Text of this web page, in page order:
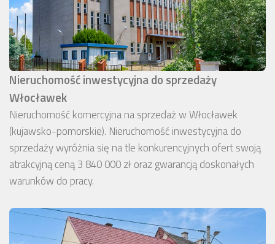
Nieruchomość inwestycyjna do sprzedaży
Włocławek
Nieruchomość komercyjna na sprzedaż w Włocławek
(kujawsko-pomorskie). Nieruchomość inwestycyjna do
sprzedaży wyróżnia się na tle konkurencyjnych ofert swoją
atrakcyjną ceną 3 840 000 zł oraz gwarancją doskonałych
warunków do pracy.